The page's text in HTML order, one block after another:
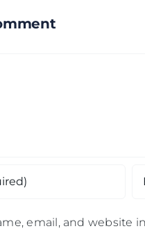
email, and website